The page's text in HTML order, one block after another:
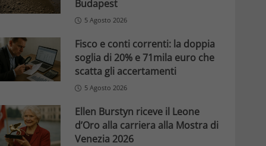
Budapest
5 Agosto 2026
Fisco e conti correnti: la doppia
soglia di 20% e 71mila euro che
scatta gli accertamenti
5 Agosto 2026
Ellen Burstyn riceve il Leone
d’Oro alla carriera alla Mostra di
Venezia 2026